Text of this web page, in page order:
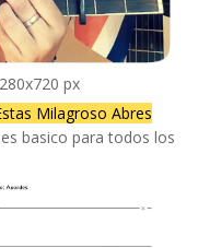
px
Milagroso Abres
basico para todos los